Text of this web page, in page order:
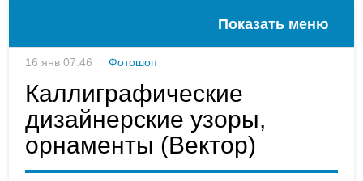
Показать меню
16 янв 07:46 Фотошоп
Каллиграфические
дизайнерские узоры,
орнаменты (Вектор)